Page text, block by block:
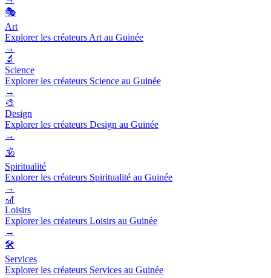
🎭
Art
Explorer les créateurs Art au Guinée
→
🔬
Science
Explorer les créateurs Science au Guinée
→
🎨
Design
Explorer les créateurs Design au Guinée
→
🕉️
Spiritualité
Explorer les créateurs Spiritualité au Guinée
→
🎢
Loisirs
Explorer les créateurs Loisirs au Guinée
→
🛠️
Services
Explorer les créateurs Services au Guinée